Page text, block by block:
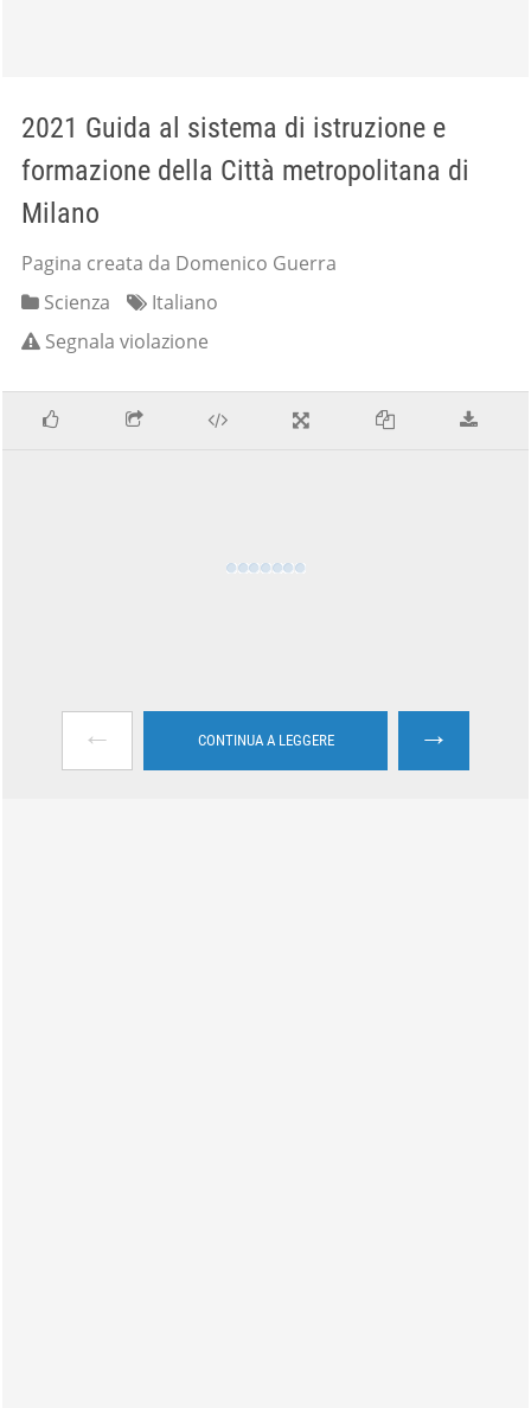
2021 Guida al sistema di istruzione e
formazione della Città metropolitana di
Milano
Pagina creata da Domenico Guerra
Scienza
Italiano
Segnala violazione
← CONTINUA A LEGGERE →